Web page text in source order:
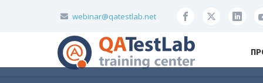
webinar@qatestlab.net